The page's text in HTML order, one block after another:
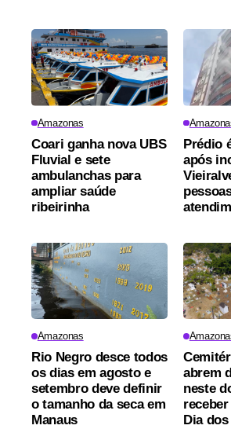
Amazonas
Coari ganha nova UBS
Fluvial e sete
ambulanchas para
ampliar saúde
ribeirinha
Prédio
após
Amazonas
Rio Negro desce todos
os dias em agosto e
setembro deve definir
o tamanho da seca em
Manaus
abrem
neste
Dia